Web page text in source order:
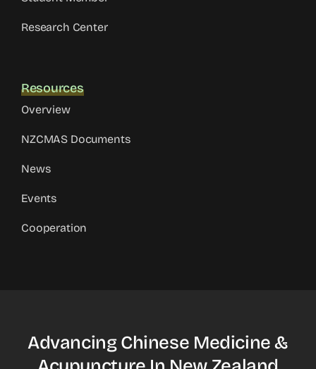
Research Center
Resources
Overview
NZCMAS Documents
News
Events
Cooperation
Advancing Chinese Medicine &